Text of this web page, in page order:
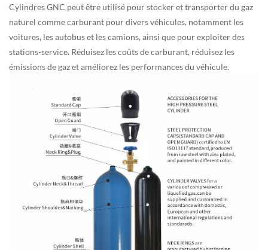
Cylindres GNC peut être utilisé pour stocker et transporter du gaz
naturel comme carburant pour divers véhicules, notamment les
voitures, les autobus et les camions, ainsi que pour exploiter des
stations-service. Réduisez les coûts de carburant, réduisez les
émissions de gaz et améliorez les performances du véhicule.